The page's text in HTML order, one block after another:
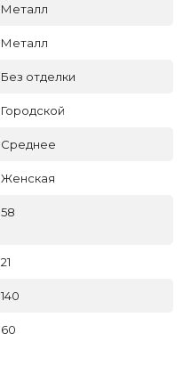
Металл
Металл
Без отделки
Городской
Среднее
Женская
58
21
140
60